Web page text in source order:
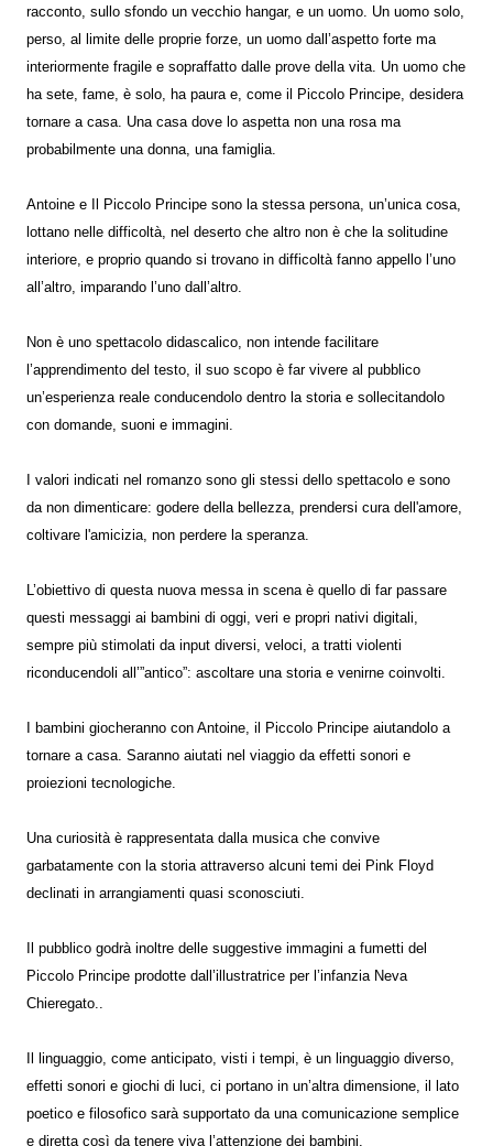
racconto, sullo sfondo un vecchio hangar, e un uomo. Un uomo solo,
perso, al limite delle proprie forze, un uomo dall’aspetto forte ma
interiormente fragile e sopraffatto dalle prove della vita. Un uomo che
ha sete, fame, è solo, ha paura e, come il Piccolo Principe, desidera
tornare a casa. Una casa dove lo aspetta non una rosa ma
probabilmente una donna, una famiglia.
Antoine e Il Piccolo Principe sono la stessa persona, un’unica cosa,
lottano nelle difficoltà, nel deserto che altro non è che la solitudine
interiore, e proprio quando si trovano in difficoltà fanno appello l’uno
all’altro, imparando l’uno dall’altro.
Non è uno spettacolo didascalico, non intende facilitare
l’apprendimento del testo, il suo scopo è far vivere al pubblico
un’esperienza reale conducendolo dentro la storia e sollecitandolo
con domande, suoni e immagini.
I valori indicati nel romanzo sono gli stessi dello spettacolo e sono
da non dimenticare: godere della bellezza, prendersi cura dell'amore,
coltivare l'amicizia, non perdere la speranza.
L’obiettivo di questa nuova messa in scena è quello di far passare
questi messaggi ai bambini di oggi, veri e propri nativi digitali,
sempre più stimolati da input diversi, veloci, a tratti violenti
riconducendoli all’”antico”: ascoltare una storia e venirne coinvolti.
I bambini giocheranno con Antoine, il Piccolo Principe aiutandolo a
tornare a casa. Saranno aiutati nel viaggio da effetti sonori e
proiezioni tecnologiche.
Una curiosità è rappresentata dalla musica che convive
garbatamente con la storia attraverso alcuni temi dei Pink Floyd
declinati in arrangiamenti quasi sconosciuti.
Il pubblico godrà inoltre delle suggestive immagini a fumetti del
Piccolo Principe prodotte dall’illustratrice per l’infanzia Neva
Chieregato..
Il linguaggio, come anticipato, visti i tempi, è un linguaggio diverso,
effetti sonori e giochi di luci, ci portano in un’altra dimensione, il lato
poetico e filosofico sarà supportato da una comunicazione semplice
e diretta così da tenere viva l’attenzione dei bambini.